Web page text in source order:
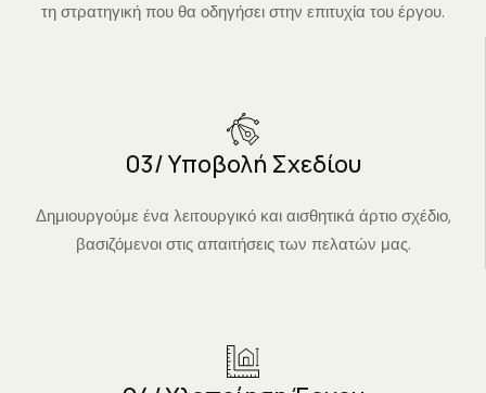
τη στρατηγική που θα οδηγήσει στην επιτυχία του έργου.
03/ Υποβολή Σχεδίου
Δημιουργούμε ένα λειτουργικό και αισθητικά άρτιο σχέδιο,
βασιζόμενοι στις απαιτήσεις των πελατών μας.